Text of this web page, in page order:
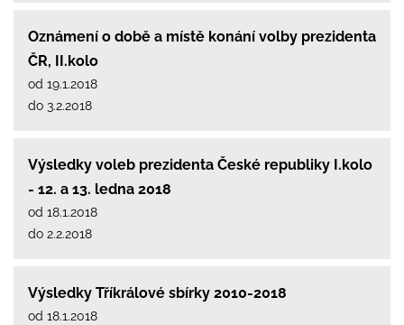
Oznámení o době a místě konání volby prezidenta
ČR, II.kolo
od 19.1.2018
do 3.2.2018
Výsledky voleb prezidenta České republiky I.kolo
- 12. a 13. ledna 2018
od 18.1.2018
do 2.2.2018
Výsledky Tříkrálové sbírky 2010-2018
od 18.1.2018